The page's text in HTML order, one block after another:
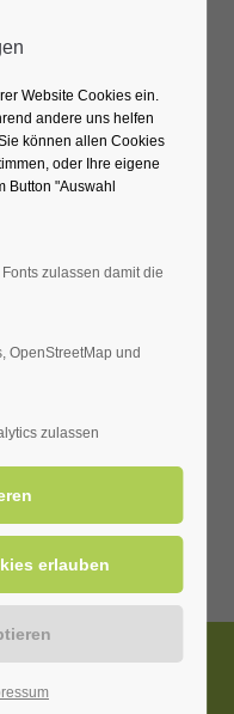
Seele
Ruhe und
gutem Wetter findet
Bitte bringen Sie eine
vor Beginn
€, ohne 15,00 €
Website Cookies ein.
andere uns helfen
können allen Cookies
oder Ihre eigene
Button "Auswahl
zulassen damit die
OpenStreetMap und
zulassen